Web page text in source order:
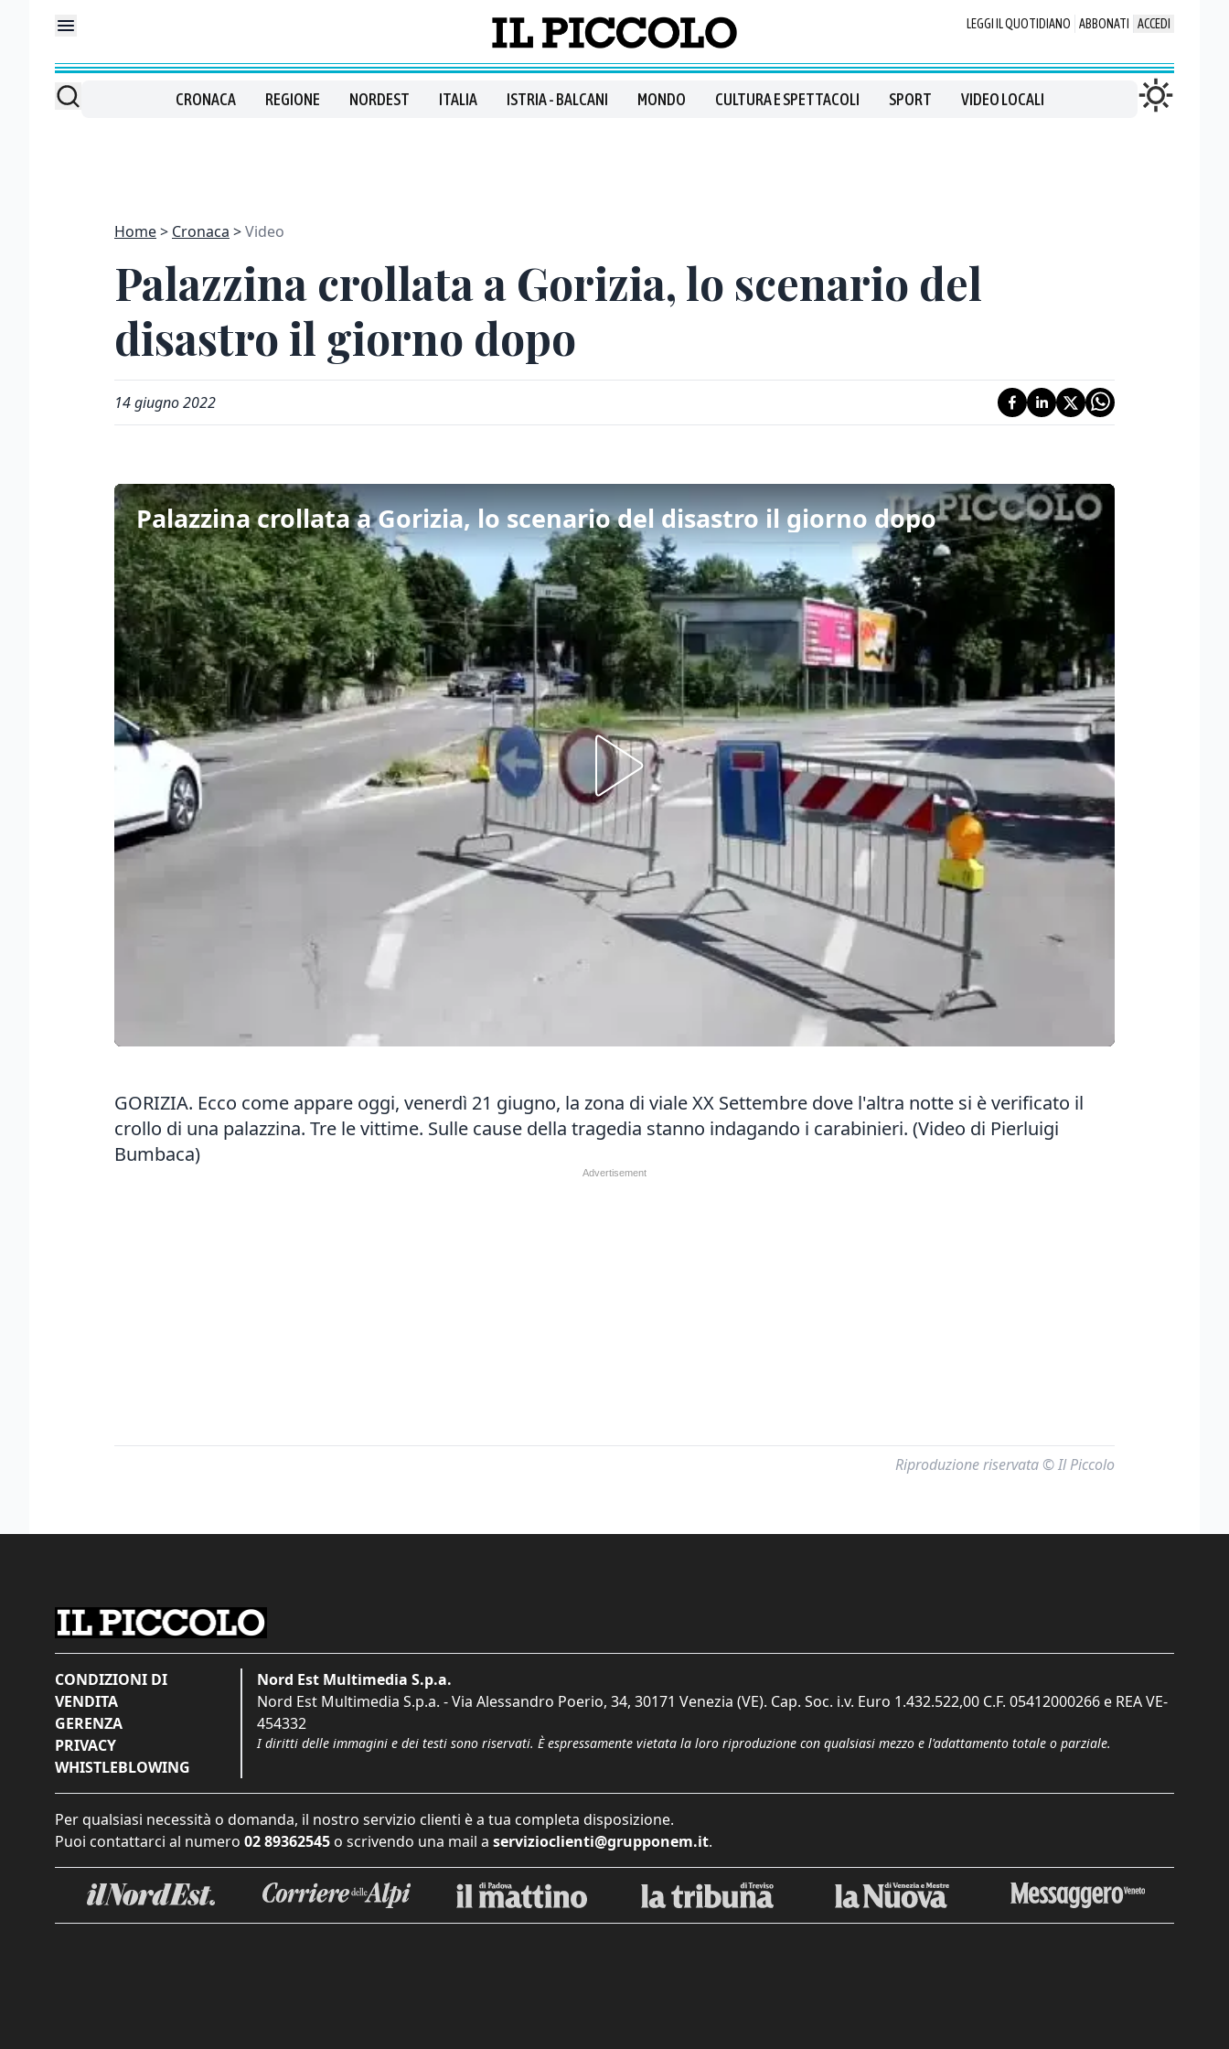
LEGGI IL QUOTIDIANO ABBONATI ACCEDI
CRONACA REGIONE NORDEST ITALIA ISTRIA - BALCANI MONDO CULTURA E SPETTACOLI SPORT VIDEO LOCALI
Home Cronaca Video
Palazzina crollata a Gorizia, lo scenario del
disastro il giorno dopo
14 giugno 2022
Palazzina crollata a Gorizia, lo scenario del disastro il giorno dopo
GORIZIA. Ecco come appare oggi, venerdì 21 giugno, la zona di viale XX Settembre dove l'altra notte si è verificato il
crollo di una palazzina. Tre le vittime. Sulle cause della tragedia stanno indagando i carabinieri. (Video di Pierluigi
Bumbaca)
Riproduzione riservata © Il Piccolo
CONDIZIONI DI
VENDITA
GERENZA
PRIVACY
WHISTLEBLOWING
Nord Est Multimedia S.p.a.
Nord Est Multimedia S.p.a. - Via Alessandro Poerio, 34, 30171 Venezia (VE). Cap. Soc. i.v. Euro 1.432.522,00 C.F. 05412000266 e REA VE-
454332
I diritti delle immagini e dei testi sono riservati. È espressamente vietata la loro riproduzione con qualsiasi mezzo e l'adattamento totale o parziale.
Per qualsiasi necessità o domanda, il nostro servizio clienti è a tua completa disposizione.
Puoi contattarci al numero 02 89362545 o scrivendo una mail a servizioclienti@grupponem.it.